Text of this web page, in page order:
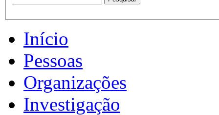
Início
Pessoas
Organizações
Investigação